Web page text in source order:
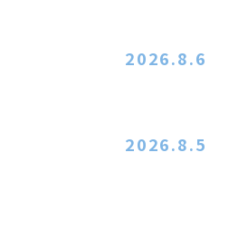
2026.8.6
2026.8.5